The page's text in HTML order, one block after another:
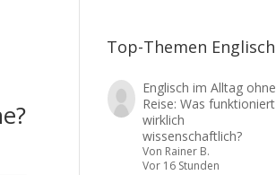
Top-Themen Englisch
Englisch im Alltag ohne
Reise: Was funktioniert
wirklich
wissenschaftlich?
Von Rainer B.
Vor 16 Stunden